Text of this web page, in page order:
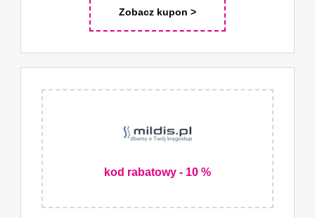
Zobacz kupon >
kod rabatowy - 10 %